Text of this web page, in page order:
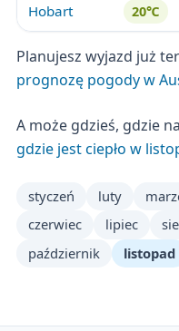
Hobart 20℃
Planujesz wyjazd już
prognozę pogody w
A może gdzieś, gdzie
gdzie jest ciepło w
styczeń luty
czerwiec
lipiec
październik
listopad